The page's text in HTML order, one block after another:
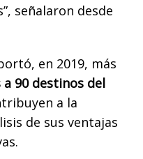
señalaron desde
en 2019, más
90 destinos del
a la
de sus ventajas